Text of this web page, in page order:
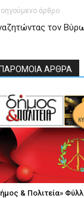
άρθρο
τον
ΠΑΡΟΜΟΙΑ ΑΡΘΡΑ
& Πολιτεία»